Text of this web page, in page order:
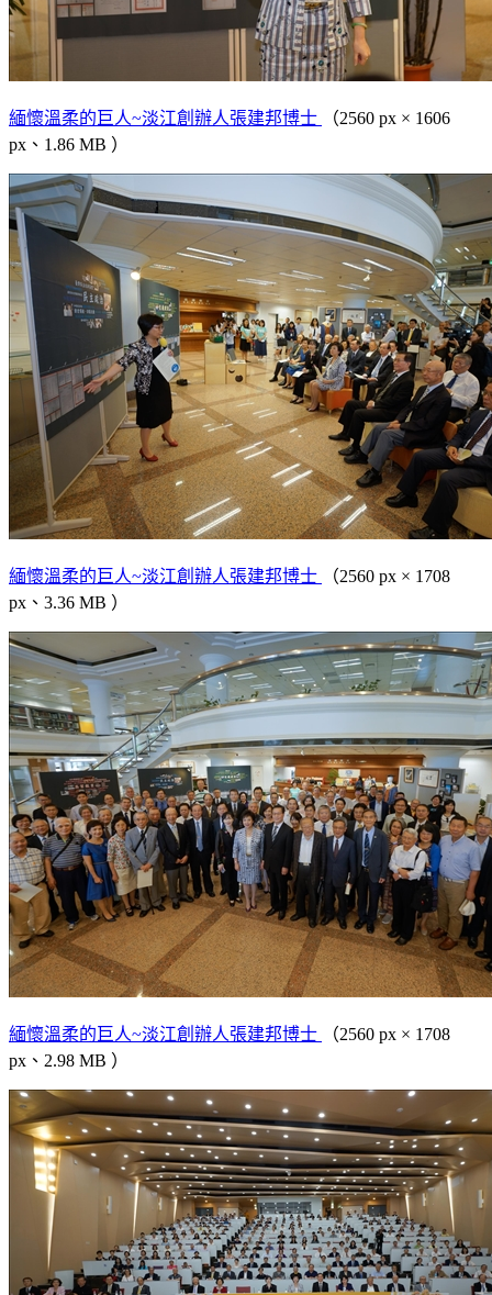
緬懷溫柔的巨人~淡江創辦人張建邦博士
（2560 px × 1606
px、1.86 MB ）
緬懷溫柔的巨人~淡江創辦人張建邦博士
（2560 px × 1708
px、3.36 MB ）
緬懷溫柔的巨人~淡江創辦人張建邦博士
（2560 px × 1708
px、2.98 MB ）